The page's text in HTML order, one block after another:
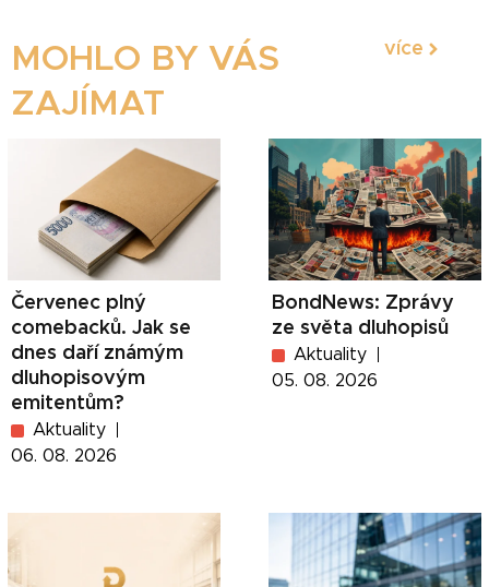
MOHLO BY VÁS
ZAJÍMAT
více
Červenec plný
comebacků. Jak se
dnes daří známým
dluhopisovým
emitentům?
Aktuality
06. 08. 2026
BondNews: Zprávy
ze světa dluhopisů
Aktuality
05. 08. 2026